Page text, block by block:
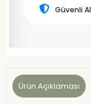
Güvenli
Ürün Açıklaması